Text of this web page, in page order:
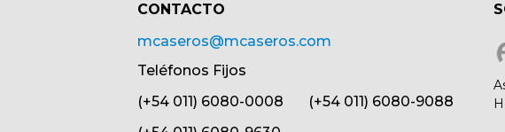
CONTACTO​
mcaseros@mcaseros.com
Teléfonos Fijos
(+54 011) 6080-0008 (+54 011) 6080-9088